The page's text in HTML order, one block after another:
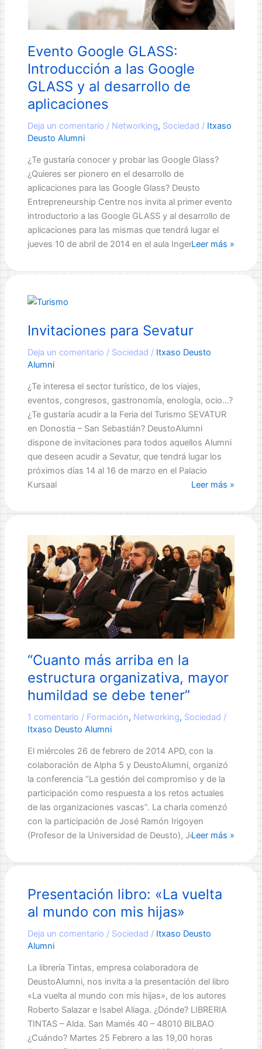
Evento Google GLASS:
Introducción a las Google
GLASS y al desarrollo de
aplicaciones
Deja un comentario / Networking, Sociedad / Itxaso
Deusto Alumni
¿Te gustaría conocer y probar las Google Glass?
¿Quieres ser pionero en el desarrollo de
aplicaciones para las Google Glass? Deusto
Entrepreneurship Centre nos invita al primer evento
introductorio a las Google GLASS y al desarrollo de
aplicaciones para las mismas que tendrá lugar el
jueves 10 de abril de 2014 en el aula Ingenio […]
Evento
GLASS:
Google
y
desarrollo
de
aplicaciones
Leer más »
Invitaciones para Sevatur
Deja un comentario / Sociedad / Itxaso Deusto
Alumni
¿Te interesa el sector turístico, de los viajes,
eventos, congresos, gastronomía, enología, ocio…?
¿Te gustaría acudir a la Feria del Turismo SEVATUR
en Donostia – San Sebastián? DeustoAlumni
dispone de invitaciones para todos aquellos Alumni
que deseen acudir a Sevatur, que tendrá lugar los
próximos días 14 al 16 de marzo en el Palacio
Kursaal
Invitaciones
Sevatur
Leer más »
“Cuanto más arriba en la
estructura organizativa, mayor
humildad se debe tener”
1 comentario / Formación, Networking, Sociedad /
Itxaso Deusto Alumni
El miércoles 26 de febrero de 2014 APD, con la
colaboración de Alpha 5 y DeustoAlumni, organizó
la conferencia “La gestión del compromiso y de la
participación como respuesta a los retos actuales
de las organizaciones vascas”. La charla comenzó
con la participación de José Ramón Irigoyen
(Profesor de la Universidad de Deusto), José Mª
“Cuanto
arriba
la
mayor
Leer más »
Presentación libro: «La vuelta
al mundo con mis hijas»
Deja un comentario / Sociedad / Itxaso Deusto
Alumni
La librería Tintas, empresa colaboradora de
DeustoAlumni, nos invita a la presentación del libro
«La vuelta al mundo con mis hijas», de los autores
Roberto Salazar e Isabel Aliaga. ¿Dónde? LIBRERIA
TINTAS – Alda. San Mamés 40 – 48010 BILBAO
¿Cuándo? Martes 25 Febrero a las 19,00 horas